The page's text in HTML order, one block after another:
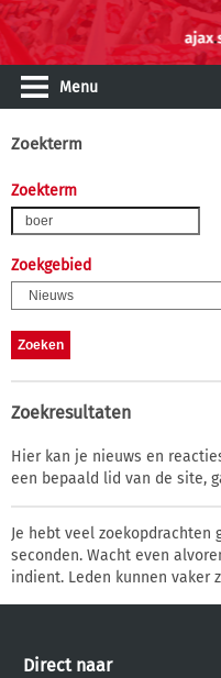
Menu
Zoekterm
Zoekterm
Zoekgebied
Zoekresultaten
Hier kan je nieuws en
een bepaald lid van de site,
Je hebt veel zoekopdrachten
seconden. Wacht even
indient. Leden kunnen vaker
Direct naar